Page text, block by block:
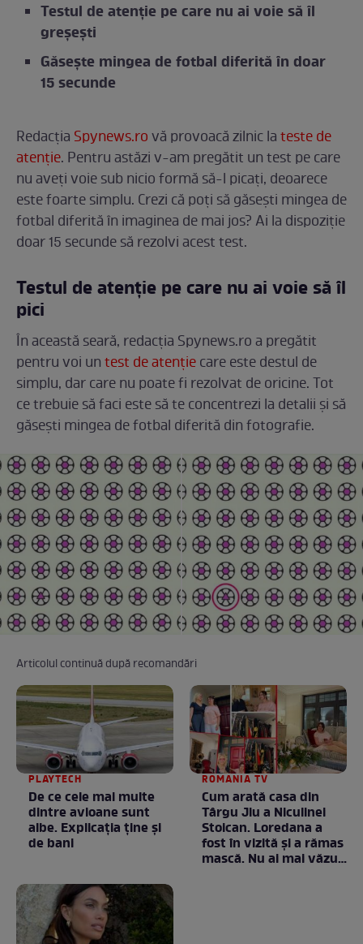
Testul de atenție pe care nu ai voie să îl
greșești
Găsește mingea de fotbal diferită în doar
15 secunde
Redacția Spynews.rovă provoacă zilnic lateste de
atenție. Pentru astăzi v-am pregătit un test pe care
nu aveți voie sub nicio formă să-l picați, deoarece
este foarte simplu. Crezi că poți să găsești mingea de
fotbal diferită în imaginea de mai jos? Ai la dispoziție
doar 15 secunde să rezolvi acest test.
Testul de atenție pe care nu ai voie să îl
pici
În această seară, redacția Spynews.ro a pregătit
pentru voi untest de atențiecare este destul de
simplu, dar care nu poate fi rezolvat de oricine. Tot
ce trebuie să faci este să te concentrezi la detalii și să
găsești mingea de fotbal diferită din fotografie.
Articolul continuă după recomandări
PLAYTECH
De ce cele mai multe
dintre avioane sunt
albe. Explicația ține și
de bani
ROMANIA TV
Cum arată casa din
Târgu Jiu a Niculinei
Stoican. Loredana a
fost în vizită și a rămas
mască. Nu ai mai văzut